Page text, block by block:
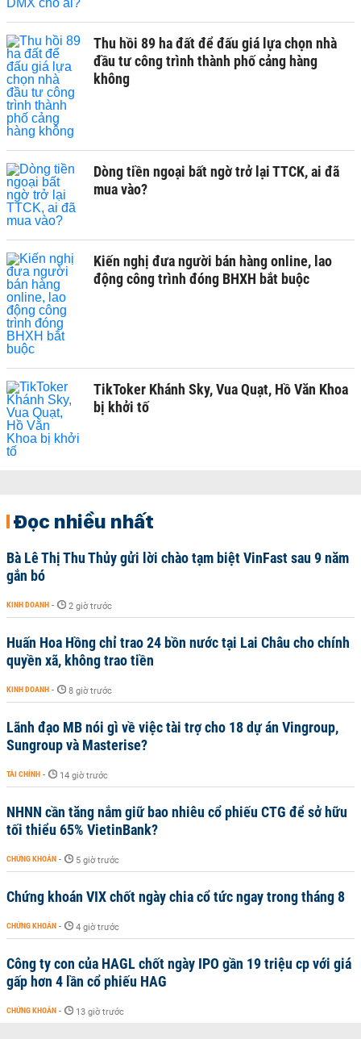
Thu hồi 89 ha đất để đấu giá lựa chọn nhà
đầu tư công trình thành phố cảng hàng
không
Dòng tiền ngoại bất ngờ trở lại TTCK, ai đã
mua vào?
Kiến nghị đưa người bán hàng online, lao
động công trình đóng BHXH bắt buộc
TikToker Khánh Sky, Vua Quạt, Hồ Văn Khoa
bị khởi tố
Đọc nhiều nhất
Bà Lê Thị Thu Thủy gửi lời chào tạm biệt VinFast sau 9 năm
gắn bó
KINH DOANH - 2 giờ trước
Huấn Hoa Hồng chỉ trao 24 bồn nước tại Lai Châu cho chính
quyền xã, không trao tiền
KINH DOANH - 8 giờ trước
Lãnh đạo MB nói gì về việc tài trợ cho 18 dự án Vingroup,
Sungroup và Masterise?
TÀI CHÍNH - 14 giờ trước
NHNN cần tăng nắm giữ bao nhiêu cổ phiếu CTG để sở hữu
tối thiểu 65% VietinBank?
CHỨNG KHOÁN - 5 giờ trước
Chứng khoán VIX chốt ngày chia cổ tức ngay trong tháng 8
CHỨNG KHOÁN - 4 giờ trước
Công ty con của HAGL chốt ngày IPO gần 19 triệu cp với giá
gấp hơn 4 lần cổ phiếu HAG
CHỨNG KHOÁN - 13 giờ trước